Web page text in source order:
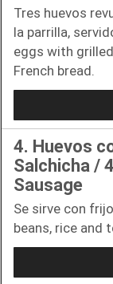
Tres huevos
la parrilla,
eggs with
French bread.
4. Huevos
Salchicha /
Sausage
Se sirve con
beans, rice and